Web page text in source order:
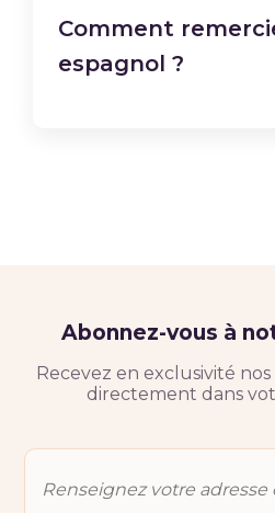
Comment
espagnol ?
Abonnez-vous à
Recevez en exclusivité
directement dans